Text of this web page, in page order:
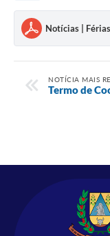
Notícias |
NOTÍCIA MAIS
Termo de